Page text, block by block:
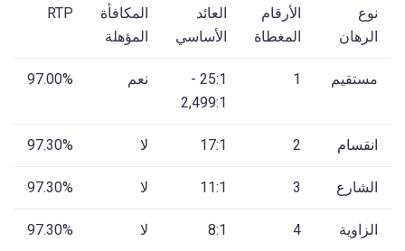
نوع
الرهان
الأرقام
المغطاة
العائد
الأساسي
المكافأة
المؤهلة
RTP
مستقيم 1
25:1 -
2,499:1
نعم 97.00%
انقسام 2
17:1 لا 97.30%
الشارع 3
11:1 لا 97.30%
الزاوية 4
8:1 لا 97.30%